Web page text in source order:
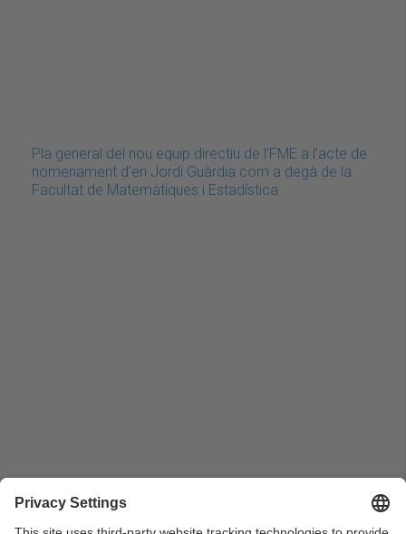
Pla general del nou equip directiu de l’FME a l’acte de
nomenament d'en Jordi Guàrdia com a degà de la
Facultat de Matemàtiques i Estadística